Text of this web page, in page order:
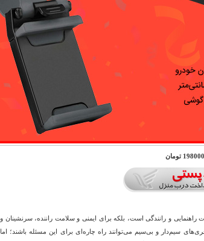
198000 تومان
راهنمایی و رانندگی است، بلکه برای ایمنی و سلامت راننده، سرنشینان و
سیم‌دار و بی‌سیم می‌توانند راه چاره‌ای برای این مسئله باشند؛ اما